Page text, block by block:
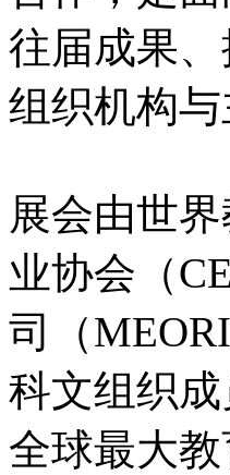
往届成果
组织机构
展会由世
业协会（
司（
科文组织
全球最大